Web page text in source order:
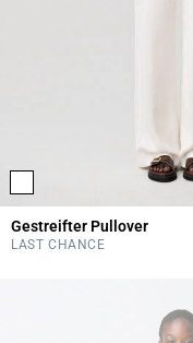
Gestreifter Pullover
LAST CHANCE